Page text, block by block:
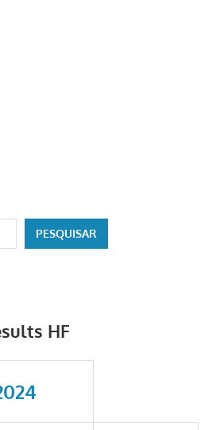
PESQUISAR
HF